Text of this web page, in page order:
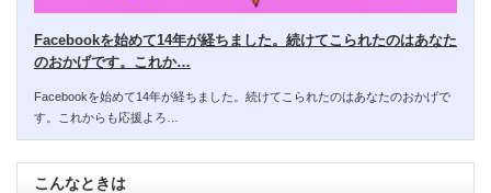
Facebookを始めて14年が経ちました。続けてこられたのはあなた
のおかげです。これか…
Facebookを始めて14年が経ちました。続けてこられたのはあなたのおかげで
す。これからも応援よろ…
こんなときは